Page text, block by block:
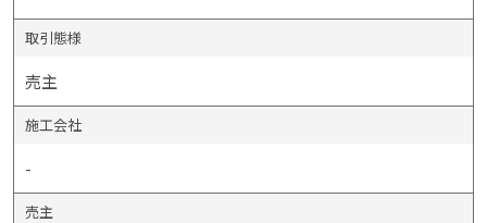
取引態様
売主
施工会社
-
売主